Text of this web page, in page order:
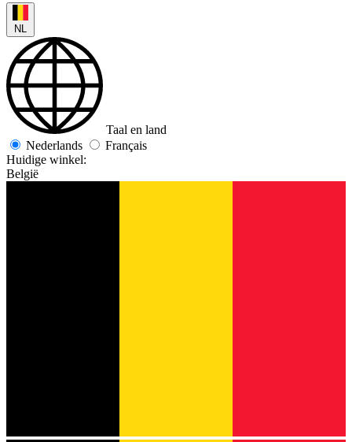
NL
Taal en land
Nederlands
Français
Huidige winkel:
België